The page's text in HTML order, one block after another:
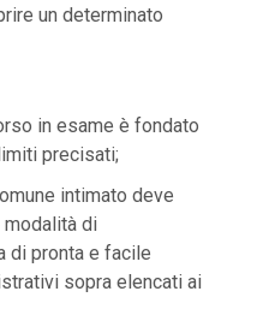
un determinato
in esame è fondato
precisati;
intimato deve
modalità di
di pronta e facile
sopra elencati ai